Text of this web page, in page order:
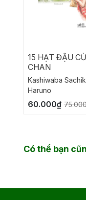
15 HẠT ĐẬU
CHAN
Kashiwaba
Haruno
60.000₫
Có thể bạn